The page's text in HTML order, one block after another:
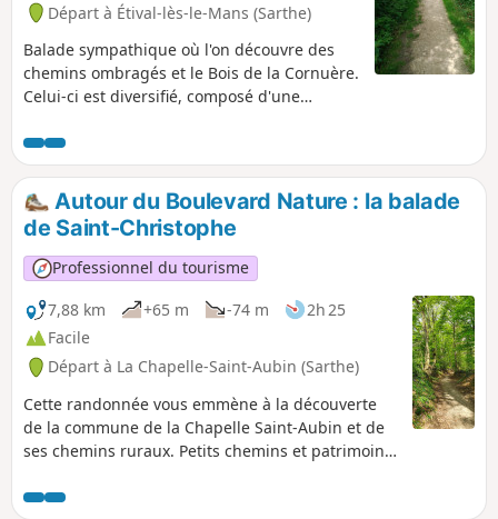
Départ à Étival-lès-le-Mans (Sarthe)
Balade sympathique où l'on découvre des
chemins ombragés et le Bois de la Cornuère.
Celui-ci est diversifié, composé d'une
chênes. Quelques pins parasols de belles
tailles ponctuent ce bel ensemble. Une table
de pique-nique vous attend peu après la
sortie du bois.
Autour du Boulevard Nature : la balade
de Saint-Christophe
Professionnel du tourisme
7,88 km
+65 m -74 m
2h 25
Facile
Départ à La Chapelle-Saint-Aubin (Sarthe)
Cette randonnée vous emmène à la découverte
de la commune de la Chapelle Saint-Aubin et de
ses chemins ruraux. Petits chemins et patrimoine